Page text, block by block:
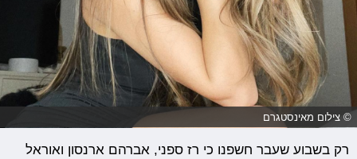
© צילום מאינסטגרם
רק בשבוע שעבר חשפנו כי רז ספני, אברהם ארנסון ואוראל